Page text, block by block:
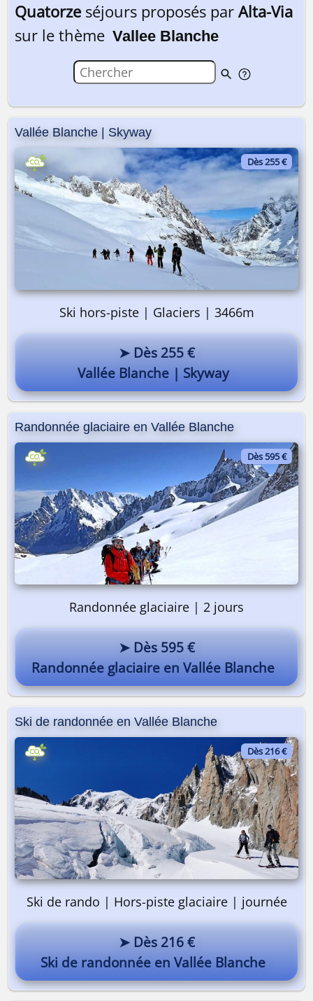
Quatorze séjours proposés par Alta-Via
sur le thème Vallee Blanche
Vallée Blanche | Skyway
Dès 255 €
Ski hors-piste | Glaciers | 3466m
➤ Dès 255 €
Vallée Blanche | Skyway
Randonnée glaciaire en Vallée Blanche
Dès 595 €
Randonnée glaciaire | 2 jours
➤ Dès 595 €
Randonnée glaciaire en Vallée Blanche
Ski de randonnée en Vallée Blanche
Dès 216 €
Ski de rando | Hors-piste glaciaire | journée
➤ Dès 216 €
Ski de randonnée en Vallée Blanche